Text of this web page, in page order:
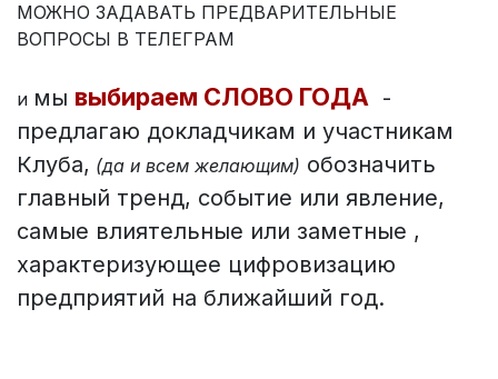
МОЖНО ЗАДАВАТЬ ПРЕДВАРИТЕЛЬНЫЕ
ВОПРОСЫ В ТЕЛЕГРАМ
и мы выбираем СЛОВО ГОДА -
предлагаю докладчикам и участникам
Клуба, (да и всем желающим) обозначить
главный тренд, событие или явление,
самые влиятельные или заметные ,
характеризующее цифровизацию
предприятий на ближайший год.